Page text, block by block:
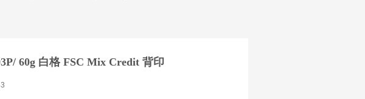
60g 白格 FSC Mix Credit 背印